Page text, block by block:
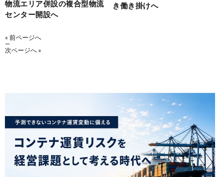
物流エリア併設の複合型物流
センター開設へ
き働き掛けへ
« 前ページへ
—
次ページへ »